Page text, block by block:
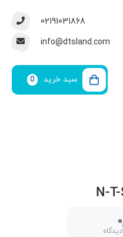
02191031868
info@dtsland.com
سبد خرید 0
0
دیدگاه